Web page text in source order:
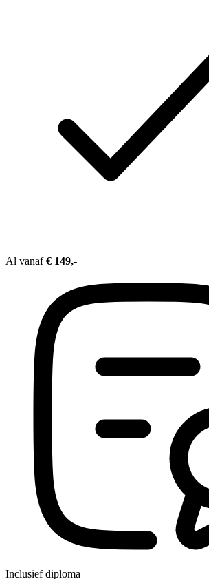
Al vanaf€ 149,-
Inclusief diploma